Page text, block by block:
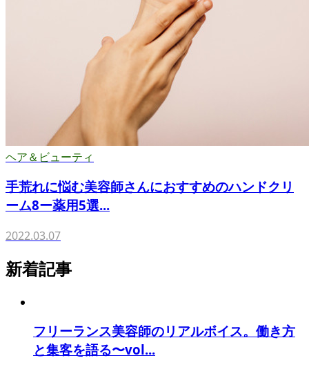
ヘア＆ビューティ
手荒れに悩む美容師さんにおすすめのハンドクリ
ーム8ー薬用5選...
2022.03.07
新着記事
フリーランス美容師のリアルボイス。働き方
と集客を語る〜vol...